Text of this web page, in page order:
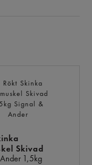
Skivad
1,5kg